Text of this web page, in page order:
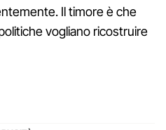
Il timore è che
vogliano ricostruire